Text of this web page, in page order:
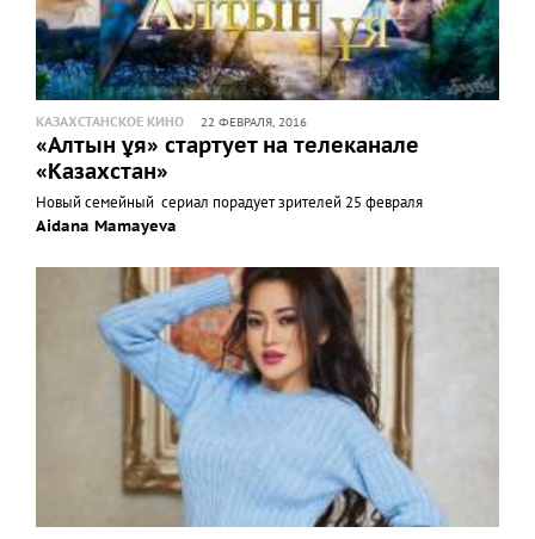
КАЗАХСТАНСКОЕ КИНО 22 ФЕВРАЛЯ, 2016
«Алтын ұя» стартует на телеканале
«Казахстан»
Новый семейный сериал порадует зрителей 25 февраля
Aidana Mamayeva